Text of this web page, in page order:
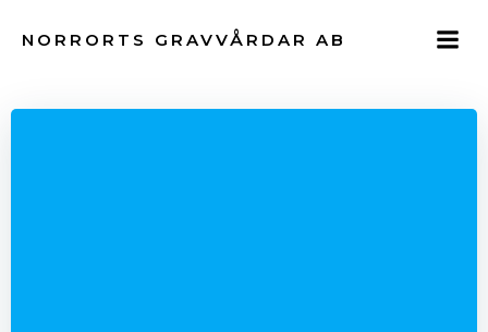
till
NORRORTS GRAVVÅRDAR AB